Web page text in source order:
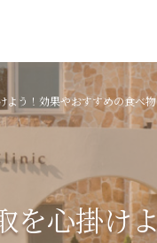
よう！効果やおすすめの食べ
を心掛け